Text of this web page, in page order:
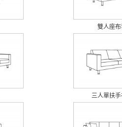
雙人座布
三人單扶